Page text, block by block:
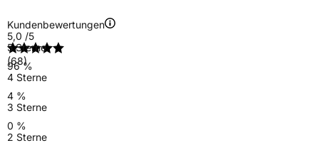
Kundenbewertungen
5,0 /5
(68)
5 Sterne
96 %
4 Sterne
4 %
3 Sterne
0 %
2 Sterne